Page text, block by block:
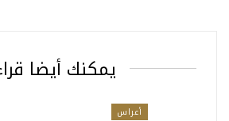
يمكنك أيضا
أعراس